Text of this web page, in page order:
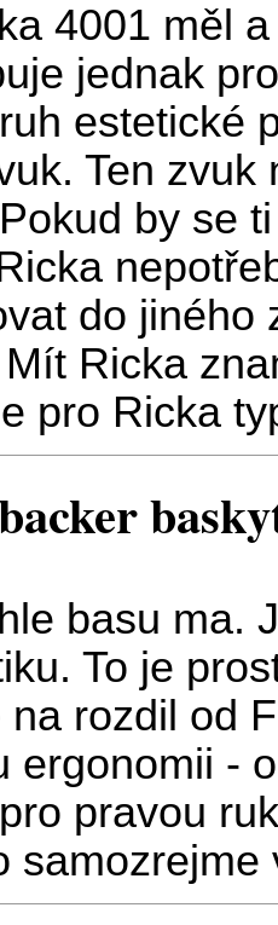
4001 měl
jednak
estetické
Ten
by se
do jiného
Ricka
pro Ricka
basu ma.
To je
rozdil od
ergonomii -
pravou
samozrejme